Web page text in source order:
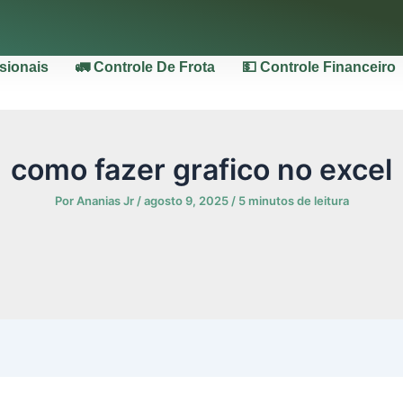
🚛 Controle De Frota 💵 Controle Financeiro
como fazer grafico no excel
PorAnanias Jr /agosto 9, 2025 / 5 minutos de leitura